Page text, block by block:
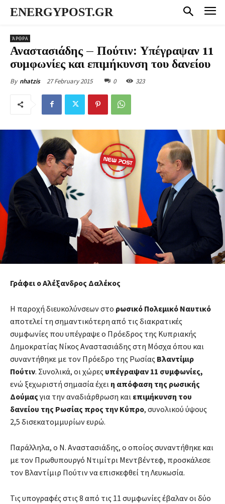
ENERGYPOST.GR
ΆΡΘΡΑ
Αναστασιάδης – Πούτιν: Υπέγραψαν 11
συμφωνίες και επιμήκυνση του δανείου
By nhatzis 27 February 2015 0 323
Γράφει ο Αλέξανδρος Δαλέκος
Η παροχή διευκολύνσεων στο ρωσικό Πολεμικό Ναυτικό
αποτελεί τη σημαντικότερη από τις διακρατικές
συμφωνίες που υπέγραψε ο Πρόεδρος της Κυπριακής
Δημοκρατίας Νίκος Αναστασιάδης στη Μόσχα όπου και
συναντήθηκε με τον Πρόεδρο της Ρωσίας Βλαντίμιρ
Πούτιν. Συνολικά, οι χώρες υπέγραψαν 11 συμφωνίες,
ενώ ξεχωριστή σημασία έχει η απόφαση της ρωσικής
Δούμαςγια την αναδιάρθρωση και επιμήκυνση του
δανείου της Ρωσίας προς την Κύπρο, συνολικού ύψους
2,5 δισεκατομμυρίων ευρώ.
Παράλληλα, ο Ν. Αναστασιάδης, ο οποίος συναντήθηκε και
με τον Πρωθυπουργό Ντιμίτρι Μεντβέντεφ, προσκάλεσε
τον Βλαντίμιρ Πούτιν να επισκεφθεί τη Λευκωσία.
Τις υπογραφές στις 8 από τις 11 συμφωνίες έβαλαν οι δύο